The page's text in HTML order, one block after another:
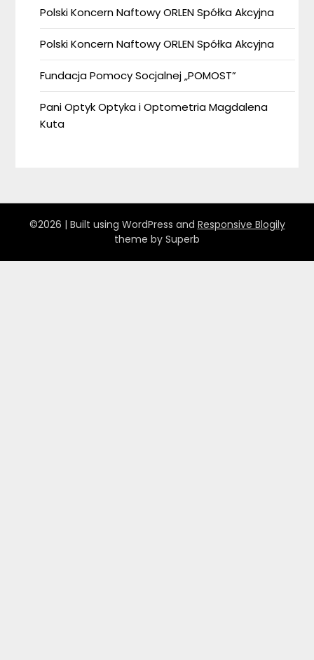
Polski Koncern Naftowy ORLEN Spółka Akcyjna
Polski Koncern Naftowy ORLEN Spółka Akcyjna
Fundacja Pomocy Socjalnej „POMOST”
Pani Optyk Optyka i Optometria Magdalena
Kuta
©2026 | Built using WordPress and Responsive Blogily
theme by Superb